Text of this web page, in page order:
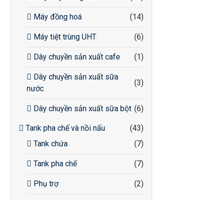
Máy đồng hoá (14)
Máy tiệt trùng UHT (6)
Dây chuyền sản xuất cafe (1)
Dây chuyền sản xuất sữa
nước
(3)
Dây chuyền sản xuất sữa bột (6)
Tank pha chế và nồi nấu
(43)
Tank chứa
(7)
Tank pha chế (7)
Phụ trợ (2)